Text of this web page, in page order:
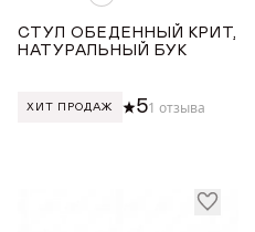
СТУЛ ОБЕДЕННЫЙ КРИТ,
НАТУРАЛЬНЫЙ БУК
ХИТ ПРОДАЖ 51 отзыва